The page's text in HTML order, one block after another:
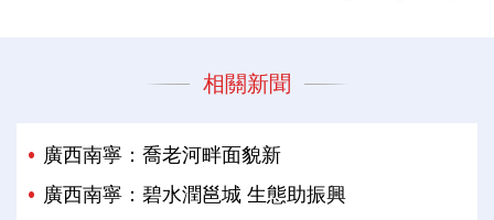
相關新聞
廣西南寧：喬老河畔面貌新
廣西南寧：碧水潤邕城 生態助振興